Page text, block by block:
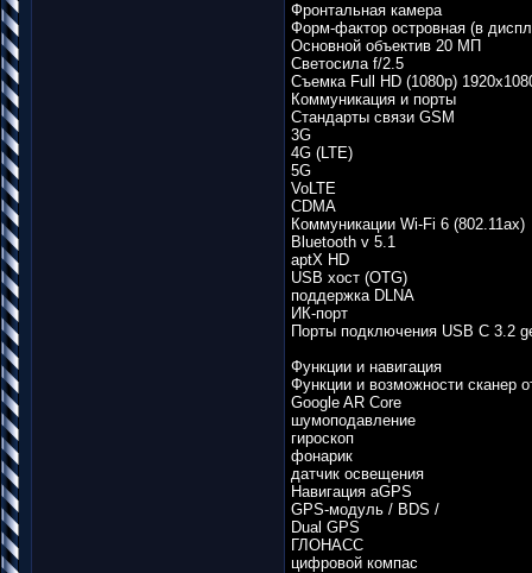
Фронтальная камера
Форм-фактор островная (в
Основной объектив 20 МП
Светосила f/2.5
Съемка Full HD (1080p)
Коммуникация и порты
Стандарты связи GSM
3G
4G (LTE)
5G
VoLTE
CDMA
Коммуникации Wi-Fi 6 (802.11ax)
Bluetooth v 5.1
aptX HD
USB хост (OTG)
поддержка DLNA
ИК-порт
Порты подключения USB C 3.2
Функции и навигация
Функции и возможности сканер
Google AR Core
шумоподавление
гироскоп
фонарик
датчик освещения
Навигация aGPS
GPS-модуль / BDS /
Dual GPS
ГЛОНАСС
цифровой компас